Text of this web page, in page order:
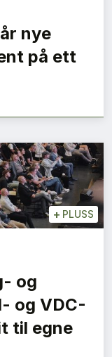
nye
på ett
+ PLUSS
og
og VDC-
til egne